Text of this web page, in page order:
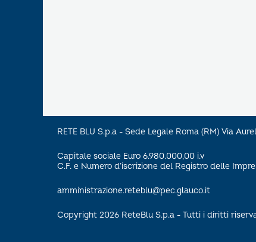
RETE BLU S.p.a - Sede Legale Roma (RM) Via
Capitale sociale Euro 6.980.000,00 i.v
C.F. e Numero d’iscrizione del Registro delle
amministrazione.reteblu@pec.glauco.it
Copyright 2026 ReteBlu S.p.a - Tutti i diritti